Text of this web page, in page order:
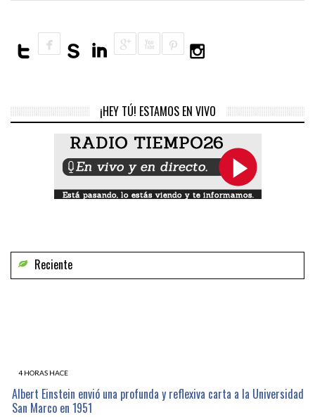
¡HEY TÚ! ESTAMOS EN VIVO
Reciente
4 HORAS HACE
Albert Einstein envió una profunda y reflexiva carta a la Universidad
San Marco en 1951